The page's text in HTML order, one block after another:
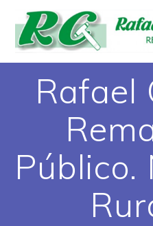
Rafael
Público.